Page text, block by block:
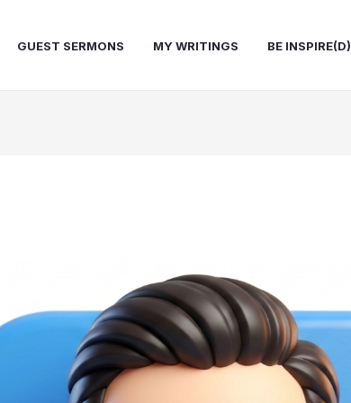
GUEST SERMONS MY WRITINGS BE INSPIRE(D)